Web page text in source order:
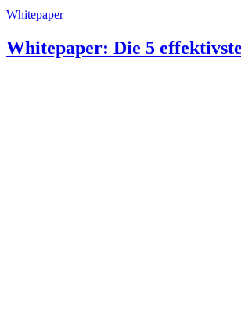
Whitepaper
Whitepaper: Die 5